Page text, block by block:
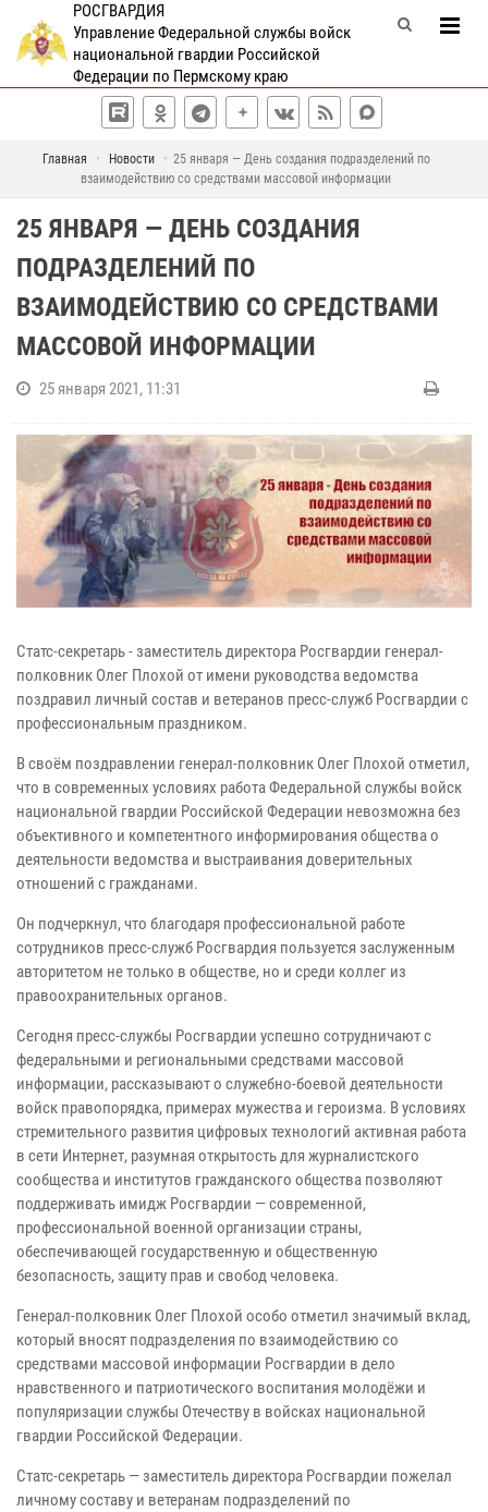
РОСГВАРДИЯ
Управление Федеральной службы войск
национальной гвардии Российской
Федерации по Пермскому краю
Главная Новости
25 января — День создания подразделений по
взаимодействию со средствами массовой информации
25 ЯНВАРЯ — ДЕНЬ СОЗДАНИЯ
ПОДРАЗДЕЛЕНИЙ ПО
ВЗАИМОДЕЙСТВИЮ СО СРЕДСТВАМИ
МАССОВОЙ ИНФОРМАЦИИ
25 января 2021, 11:31
Статс-секретарь - заместитель директора Росгвардии генерал-
полковник Олег Плохой от имени руководства ведомства
поздравил личный состав и ветеранов пресс-служб Росгвардии с
профессиональным праздником.
В своём поздравлении генерал-полковник Олег Плохой отметил,
что в современных условиях работа Федеральной службы войск
национальной гвардии Российской Федерации невозможна без
объективного и компетентного информирования общества о
деятельности ведомства и выстраивания доверительных
отношений с гражданами.
Он подчеркнул, что благодаря профессиональной работе
сотрудников пресс-служб Росгвардия пользуется заслуженным
авторитетом не только в обществе, но и среди коллег из
правоохранительных органов.
Сегодня пресс-службы Росгвардии успешно сотрудничают с
федеральными и региональными средствами массовой
информации, рассказывают о служебно-боевой деятельности
войск правопорядка, примерах мужества и героизма. В условиях
стремительного развития цифровых технологий активная работа
в сети Интернет, разумная открытость для журналистского
сообщества и институтов гражданского общества позволяют
поддерживать имидж Росгвардии — современной,
профессиональной военной организации страны,
обеспечивающей государственную и общественную
безопасность, защиту прав и свобод человека.
Генерал-полковник Олег Плохой особо отметил значимый вклад,
который вносят подразделения по взаимодействию со
средствами массовой информации Росгвардии в дело
нравственного и патриотического воспитания молодёжи и
популяризации службы Отечеству в войсках национальной
гвардии Российской Федерации.
Статс-секретарь — заместитель директора Росгвардии пожелал
личному составу и ветеранам подразделений по